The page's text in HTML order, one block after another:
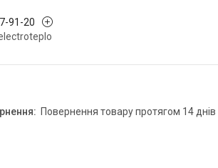
91-20
повернення товару протягом 14 днів